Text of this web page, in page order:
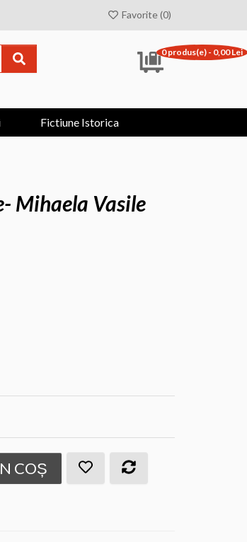
Favorite (0)
0 produs(e) - 0,00 Lei
Fictiune Istorica
Mihaela Vasile
COȘ